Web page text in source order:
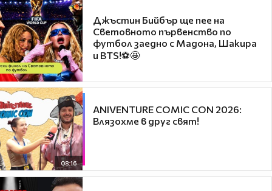
Джъстин Бийбър ще пее на
Световното първенство по
футбол заедно с Мадона, Шакира
и BTS!⚽🤩
08:16
ANIVENTURE COMIC CON 2026:
Влязохме в друг свят!